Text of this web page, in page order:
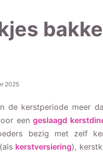
2025
kerstperiode meer
eengeslaagd
bezig met zelf
kerstversiering),